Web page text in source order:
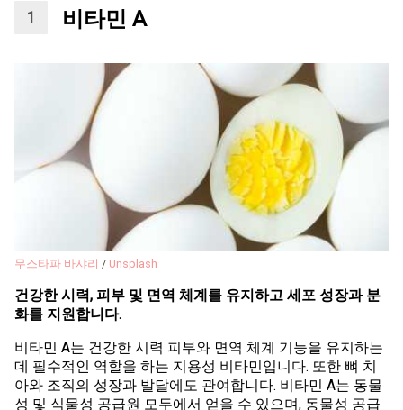
비타민 A
무스타파 바샤리 / Unsplash
건강한 시력, 피부 및 면역 체계를 유지하고 세포 성장과 분
화를 지원합니다.
비타민 A는 건강한 시력 피부와 면역 체계 기능을 유지하는
데 필수적인 역할을 하는 지용성 비타민입니다. 또한 뼈 치
아와 조직의 성장과 발달에도 관여합니다. 비타민 A는 동물
성 및 식물성 공급원 모두에서 얻을 수 있으며, 동물성 공급